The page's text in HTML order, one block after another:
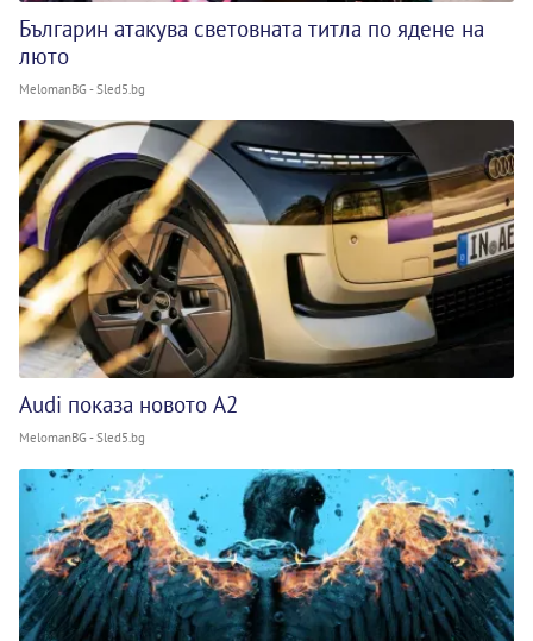
Българин атакува световната титла по ядене на
люто
MelomanBG - Sled5.bg
Audi показа новото A2
MelomanBG - Sled5.bg